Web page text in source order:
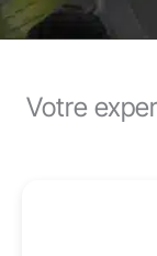
Votre